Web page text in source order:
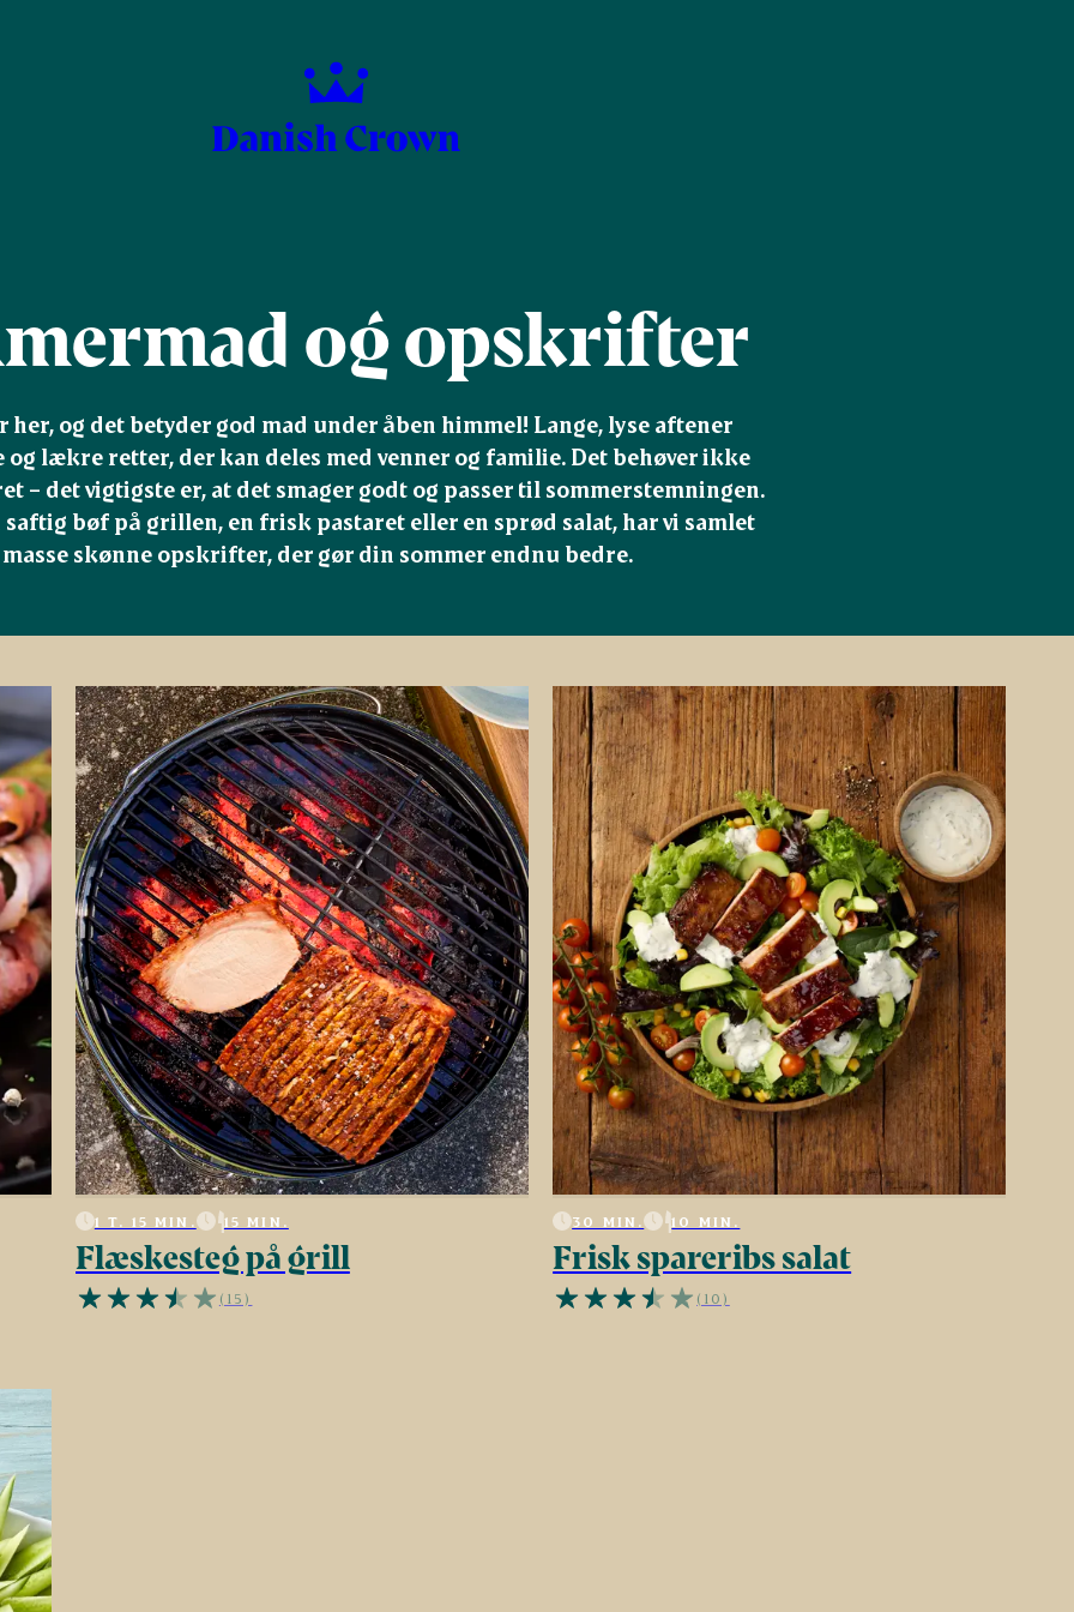
og opskrifter
her, og det betyder god mad under åben himmel! Lange, lyse aftener
lækre retter, der kan deles med venner og familie. Det behøver ikke
– det vigtigste er, at det smager godt og passer til sommerstemningen.
saftig bøf på grillen, en frisk pastaret eller en sprød salat, har vi samlet
skønne opskrifter, der gør din sommer endnu bedre.
1 T. 15 MIN. 15 MIN.
Flæskesteg på grill
(15)
30 MIN. 10 MIN.
Frisk spareribs salat
(10)